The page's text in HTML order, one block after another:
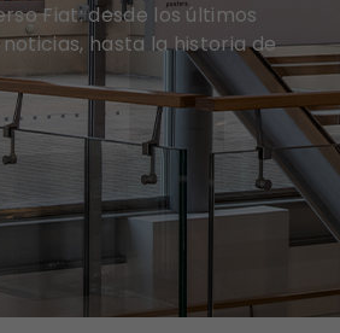
Fiat: desde los últimos
hasta la historia de